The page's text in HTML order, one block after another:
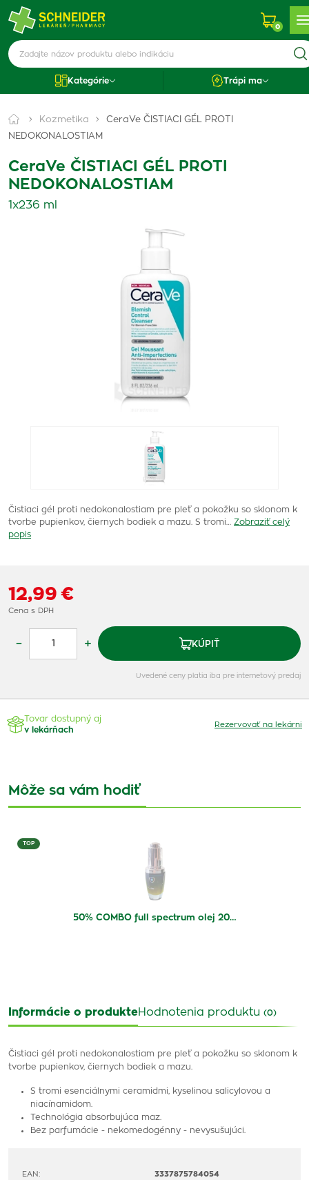
0
Kategórie Trápi ma
Kozmetika
CeraVe ČISTIACI GÉL PROTI
NEDOKONALOSTIAM
CeraVe ČISTIACI GÉL PROTI
NEDOKONALOSTIAM
1x236 ml
Čistiaci gél proti nedokonalostiam pre pleť a pokožku so sklonom k
tvorbe pupienkov, čiernych bodiek a mazu. S tromi…
Zobraziť celý
popis
12,99 €
Cena s DPH
– + KÚPIŤ
Uvedené ceny platia iba pre internetový predaj
Tovar dostupný aj
v lekárňach
Rezervovať na lekárni
Môže sa vám hodiť
TOP
50% COMBO full spectrum olej 20…
Informácie o produkteHodnotenia produktu (0)
Čistiaci gél proti nedokonalostiam pre pleť a pokožku so sklonom k
tvorbe pupienkov, čiernych bodiek a mazu.
S tromi esenciálnymi ceramidmi, kyselinou salicylovou a
niacínamidom.
Technológia absorbujúca maz.
Bez parfumácie - nekomedogénny - nevysušujúci.
EAN: 3337875784054